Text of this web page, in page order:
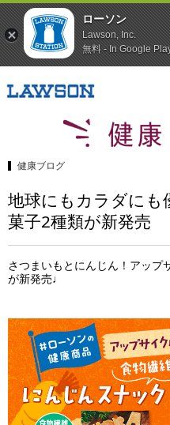
健康ブログ
地球にもカラダに
菓子2種類が新発売
さつまいもとにんじん！アップ
が新発売♩
ローソン
Lawson, Inc.
無料 - In Google